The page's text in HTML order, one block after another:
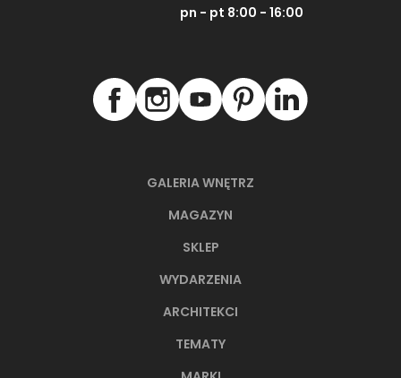
GALERIA WNĘTRZ
MAGAZYN
SKLEP
WYDARZENIA
ARCHITEKCI
TEMATY
pn - pt 8:00 - 16:00